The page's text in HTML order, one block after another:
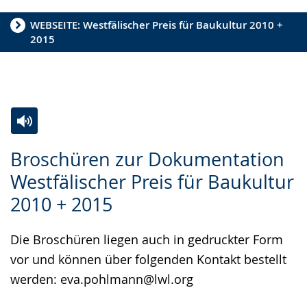
WEBSEITE: Westfälischer Preis für Baukultur 2010 +
2015
angezeigt.
Broschüren zur Dokumentation
Westfälischer Preis für Baukultur
2010 + 2015
Die Broschüren liegen auch in gedruckter Form
vor und können über folgenden Kontakt bestellt
werden: eva.pohlmann@lwl.org
Leichten
Sprache
wechseln.
Audio-
Unterstützung.
Video
in
Deutscher
wird
angezeigt.